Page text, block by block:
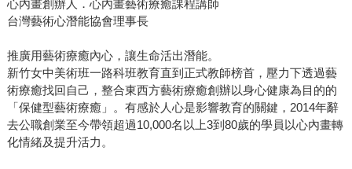
心內畫創辦人．心內畫藝術療癒課程講師
台灣藝術心潛能協會理事長
推廣用藝術療癒內心，讓生命活出潛能。
新竹女中美術班一路科班教育直到正式教師榜首，壓力下透過藝
術療癒找回自己，整合東西方藝術療癒創辦以身心健康為目的的
「保健型藝術療癒」。有感於人心是影響教育的關鍵，2014年辭
去公職創業至今帶領超過10,000名以上3到80歲的學員以心內畫轉
化情緒及提升活力。